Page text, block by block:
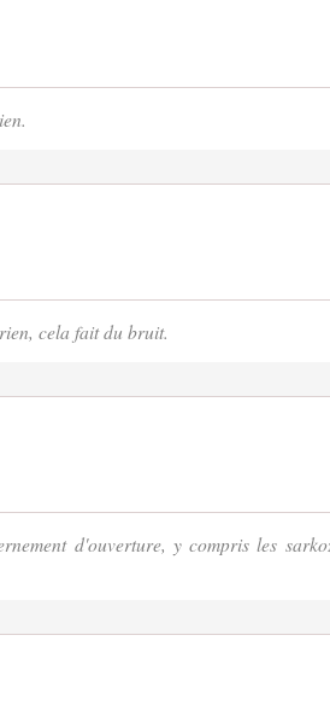
cela fait du bruit.
d'ouverture, y compris les